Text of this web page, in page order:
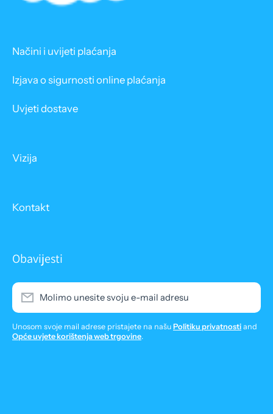
Načini i uvijeti plaćanja
Izjava o sigurnosti online plaćanja
Uvjeti dostave
Vizija
Kontakt
Obavijesti
Molimo unesite svoju e-mail adresu
Unosom svoje mail adrese pristajete na našu Politiku privatnosti and
Opće uvjete korištenja web trgovine.